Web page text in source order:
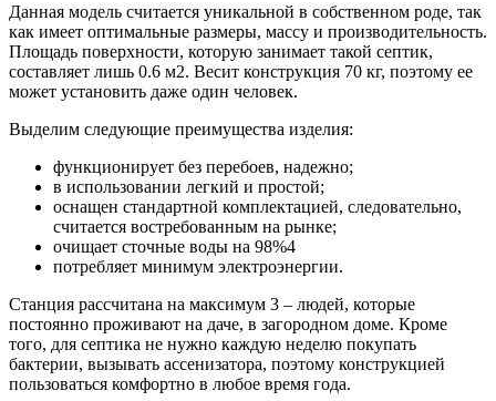
Данная модель считается уникальной в собственном роде, так
как имеет оптимальные размеры, массу и производительность.
Площадь поверхности, которую занимает такой септик,
составляет лишь 0.6 м2. Весит конструкция 70 кг, поэтому ее
может установить даже один человек.
Выделим следующие преимущества изделия:
функционирует без перебоев, надежно;
в использовании легкий и простой;
оснащен стандартной комплектацией, следовательно,
считается востребованным на рынке;
очищает сточные воды на 98%4
потребляет минимум электроэнергии.
Станция рассчитана на максимум 3 – людей, которые
постоянно проживают на даче, в загородном доме. Кроме
того, для септика не нужно каждую неделю покупать
бактерии, вызывать ассенизатора, поэтому конструкцией
пользоваться комфортно в любое время года.